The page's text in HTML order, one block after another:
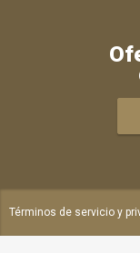
Términos de servicio y